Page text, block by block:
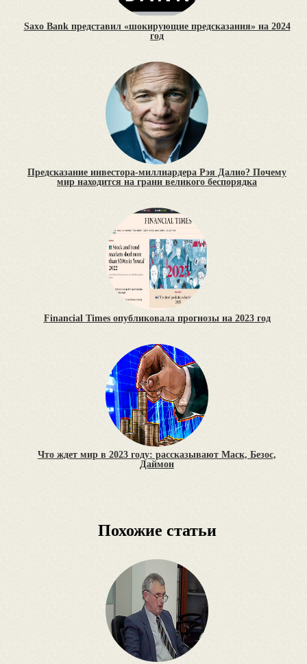
Saxo Bank представил «шокирующие предсказания» на 2024
год
Предсказание инвестора-миллиардера Рэя Далио? Почему
мир находится на грани великого беспорядка
Financial Times опубликовала прогнозы на 2023 год
Что ждет мир в 2023 году: рассказывают Маск, Безос,
Даймон
Похожие статьи